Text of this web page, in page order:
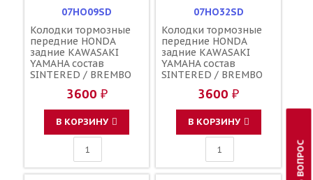
07HO09SD
Колодки тормозные
передние HONDA
задние KAWASAKI
YAMAHA состав
SINTERED / BREMBO
06455-KSE-016 43082-
1205 43082-1241
43082-0043 5PA-
25806-00-00
3600 ₽
В КОРЗИНУ
07HO32SD
Колодки тормозные
передние HONDA
задние KAWASAKI
YAMAHA состав
SINTERED / BREMBO
06455-KSE-016 43082-
1205 43082-1241
43082-0043 5PA-
25806-00-00
3600 ₽
В КОРЗИНУ